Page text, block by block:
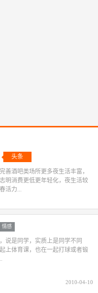
头条
善酒吧类场所更多夜生活丰富，
明消费更低更年轻化，夜生活较
活力...
情感
说是同学，实质上是同学不同
上体育课，也在一起打球或者锻
2010-04-10